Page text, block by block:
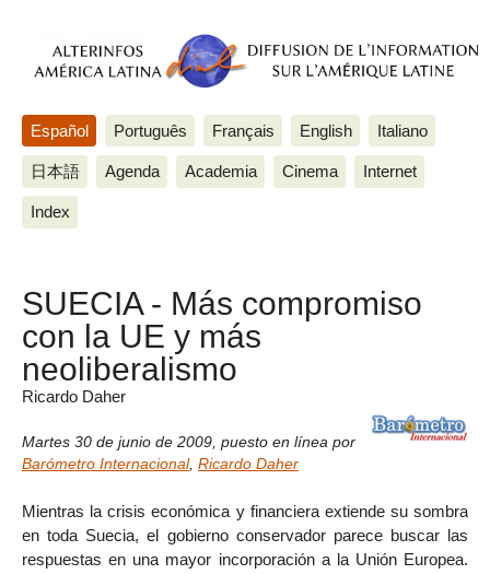
Español Português Français English Italiano
日本語 Agenda Academia Cinema Internet
Index
SUECIA - Más compromiso
con la UE y más
neoliberalismo
Ricardo Daher
Martes 30 de junio de 2009 puesto en línea por
Barómetro Internacional, Ricardo Daher
Mientras la crisis económica y financiera extiende su sombra
en toda Suecia, el gobierno conservador parece buscar las
respuestas en una mayor incorporación a la Unión Europea.